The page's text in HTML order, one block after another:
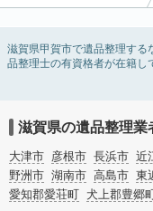
滋賀県甲賀市で遺品整理する
品整理士の有資格者が在籍し
ます。遺品処分を即日対応
件を利用し検索してみましょ
ゴミの処分方法や親の家の遺
で、チェックしてみてくださ
滋賀県の遺品整理業
大津市 彦根市 長浜市 近
野洲市 湖南市 高島市 東
愛知郡愛荘町 犬上郡豊郷